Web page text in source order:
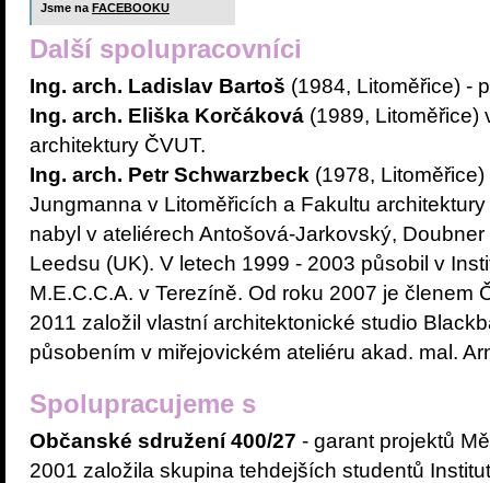
Jsme na FACEBOOKU
Další spolupracovníci
Ing. arch. Ladislav Bartoš (1984, Litoměřice) -
Ing. arch. Eliška Korčáková (1989, Litoměřice)
architektury ČVUT.
Ing. arch. Petr Schwarzbeck (1978,
Jungmanna v Litoměřicích a Fakultu
nabyl v ateliérech Antošová-Jarkovský,
Leedsu (UK). V letech 1999 - 2003 působil v
M.E.C.C.A. v Terezíně. Od roku 2007 je členem
2011 založil vlastní architektonické studio
působením v miřejovickém ateliéru akad. mal.
Spolupracujeme s
Občanské sdružení 400/27 - garant projektů
2001 založila skupina tehdejších studentů